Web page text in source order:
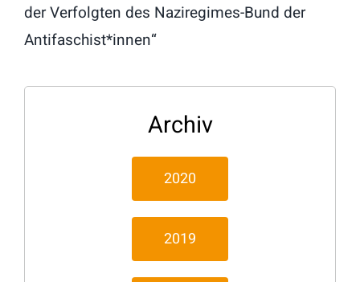
der Verfolgten des Naziregimes-Bund der
Antifaschist*innen“
Archiv
2020
2019